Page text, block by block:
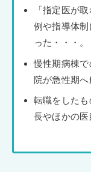
「指定医が
例や指導体
った・・・。
慢性期病棟
院が急性期
転職をした
長やほかの医